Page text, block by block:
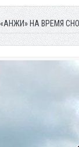
«АНЖИ» НА ВРЕМЯ